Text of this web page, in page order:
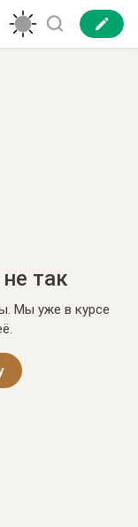
так
Мы уже в курсе